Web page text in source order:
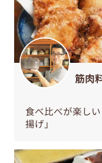
筋肉
食べ比べが楽し
揚げ」